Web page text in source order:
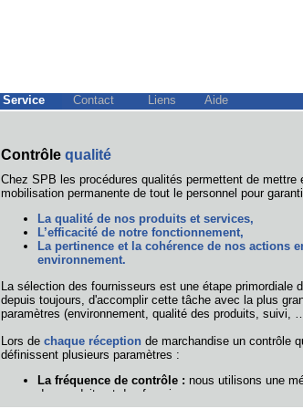
Service Contact Liens Aide
Contrôle qualité
Chez SPB les procédures qualités permettent de
mobilisation permanente de tout le personnel pour
La qualité de nos produits et services,
L’efficacité de notre fonctionnement,
La pertinence et la cohérence de nos actions
environnement.
La sélection des fournisseurs est une étape primordiale
depuis toujours, d'accomplir cette tâche avec la plus
paramètres (environnement, qualité des produits, suivi,
Lors de chaque réception de marchandise un contrôle
définissent plusieurs paramètres :
La fréquence de contrôle : nous utilisons une
des produits et des fournisseurs.